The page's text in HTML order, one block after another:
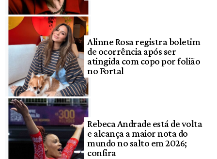
Alinne Rosa registra boletim
de ocorrência após ser
atingida com copo por folião
no Fortal
Rebeca Andrade está de volta
e alcança a maior nota do
mundo no salto em 2026;
confira